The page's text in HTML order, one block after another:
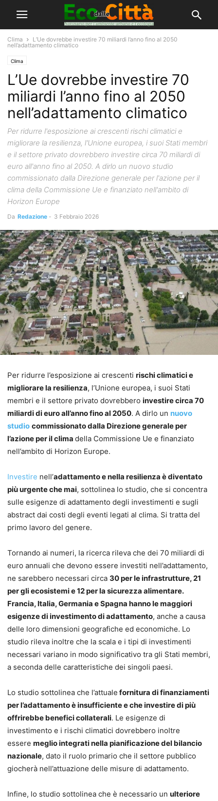
Clima
L’Ue dovrebbe investire 70 miliardi l’anno fino al 2050
nell’adattamento climatico
Clima
L’Ue dovrebbe investire 70
miliardi l’anno fino al 2050
nell’adattamento climatico
Per ridurre l'esposizione ai crescenti rischi climatici e
migliorare la resilienza, l'Unione europea, i suoi Stati membri
e il settore privato dovrebbero investire circa 70 miliardi di
euro all'anno fino al 2050. A dirlo un nuovo studio
commissionato dalla Direzione generale per l'azione per il
clima della Commissione Ue e finanziato nell'ambito di
Horizon Europe
Da Redazione - 3 Febbraio 2026
Per ridurre l’esposizione ai crescenti rischi climatici e
migliorare la resilienza, l’Unione europea, i suoi Stati
membri e il settore privato dovrebbero investire circa 70
miliardi di euro all’anno fino al 2050. A dirlo un nuovo
studio commissionato dalla Direzione generale per
l’azione per il clima della Commissione Ue e finanziato
nell’ambito di Horizon Europe.
Investire nell’adattamento e nella resilienza è diventato
più urgente che mai, sottolinea lo studio, che si concentra
sulle esigenze di adattamento degli investimenti e sugli
abstract dai costi degli eventi legati al clima. Si tratta del
primo lavoro del genere.
Tornando ai numeri, la ricerca rileva che dei 70 miliardi di
euro annuali che devono essere investiti nell’adattamento,
ne sarebbero necessari circa 30 per le infrastrutture, 21
per gli ecosistemi e 12 per la sicurezza alimentare.
Francia, Italia, Germania e Spagna hanno le maggiori
esigenze di investimento di adattamento, anche a causa
delle loro dimensioni geografiche ed economiche. Lo
studio rileva inoltre che la scala e i tipi di investimenti
necessari variano in modo significativo tra gli Stati membri,
a seconda delle caratteristiche dei singoli paesi.
Lo studio sottolinea che l’attuale fornitura di finanziamenti
per l’adattamento è insufficiente e che investire di più
offrirebbe benefici collaterali. Le esigenze di
investimento e i rischi climatici dovrebbero inoltre
essere meglio integrati nella pianificazione del bilancio
nazionale, dato il ruolo primario che il settore pubblico
giocherà nell’attuazione delle misure di adattamento.
Infine, lo studio sottolinea che è necessario un ulteriore